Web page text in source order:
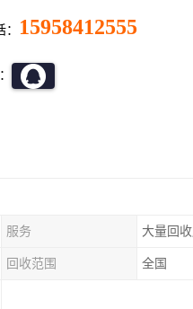
15958412555
服务 大量回
回收范围 全国